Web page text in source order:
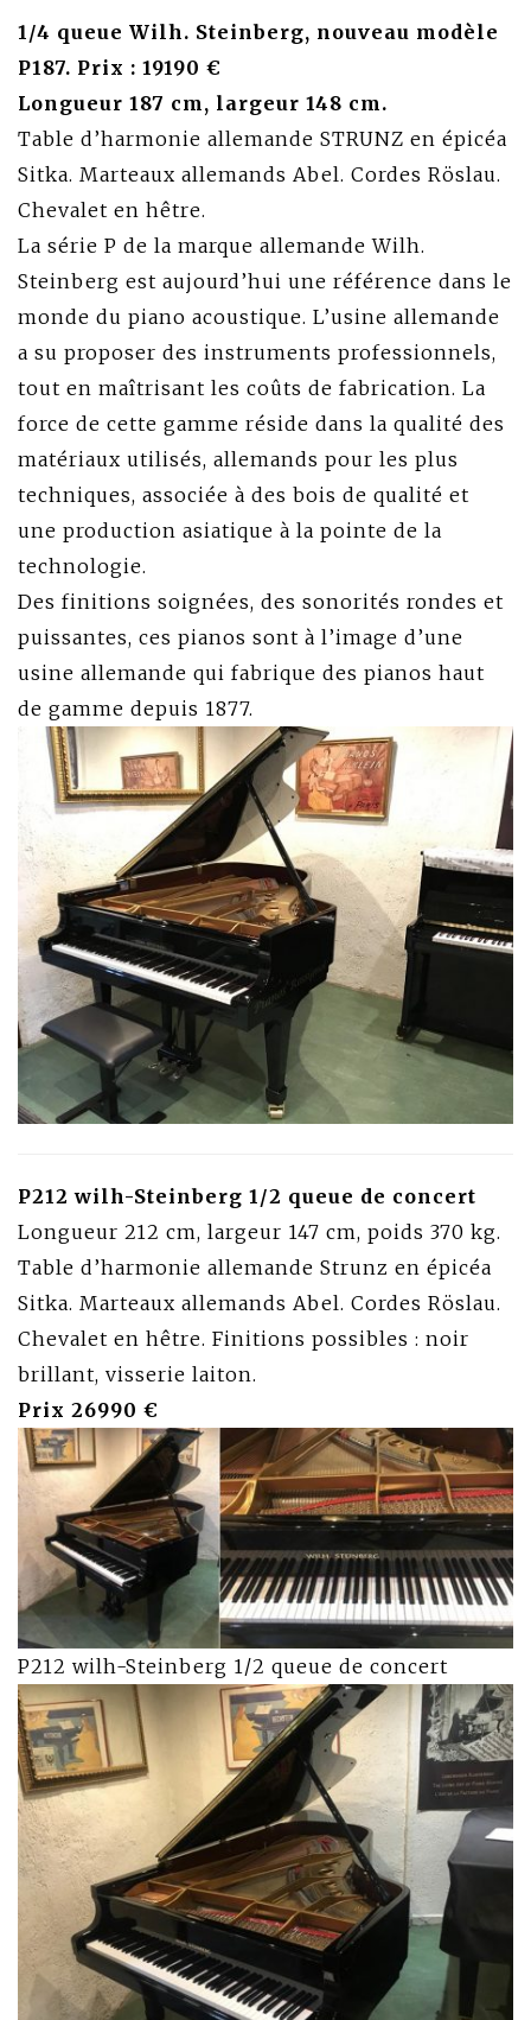
1/4 queue Wilh. Steinberg, nouveau modèle
P187. Prix : 19190 €
Longueur 187 cm, largeur 148 cm.
Table d’harmonie allemande STRUNZ en épicéa
Sitka. Marteaux allemands Abel. Cordes Röslau.
Chevalet en hêtre.
La série P de la marque allemande Wilh.
Steinberg est aujourd’hui une référence dans le
monde du piano acoustique. L’usine allemande
a su proposer des instruments professionnels,
tout en maîtrisant les coûts de fabrication. La
force de cette gamme réside dans la qualité des
matériaux utilisés, allemands pour les plus
techniques, associée à des bois de qualité et
une production asiatique à la pointe de la
technologie.
Des finitions soignées, des sonorités rondes et
puissantes, ces pianos sont à l’image d’une
usine allemande qui fabrique des pianos haut
de gamme depuis 1877.
P212 wilh-Steinberg 1/2 queue de concert
Longueur 212 cm, largeur 147 cm, poids 370 kg.
Table d’harmonie allemande Strunz en épicéa
Sitka. Marteaux allemands Abel. Cordes Röslau.
Chevalet en hêtre. Finitions possibles : noir
brillant, visserie laiton.
Prix 26990 €
P212 wilh-Steinberg 1/2 queue de concert